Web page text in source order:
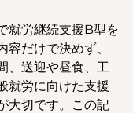
就労継続支援B型を
容だけで決めず、
、送迎や昼食、工
就労に向けた支援
大切です。この記